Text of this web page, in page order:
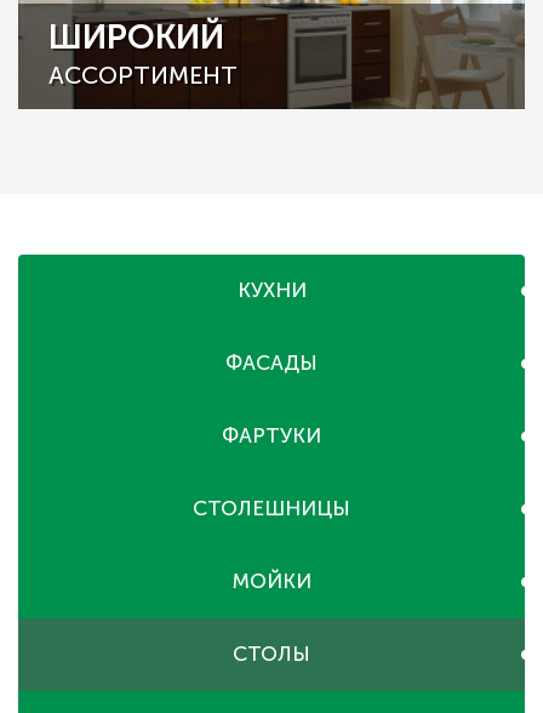
ШИРОКИЙ
АССОРТИМЕНТ
КУХНИ
ФАСАДЫ
ФАРТУКИ
СТОЛЕШНИЦЫ
МОЙКИ
СТОЛЫ